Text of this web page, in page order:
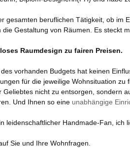
gesamten beruflichen Tätigkeit, ob im
die Gestaltung von Räumen. Es steckt
Raumdesign zu fairen Preisen.
vorhanden Budgets hat keinen
für die jeweilige Wohnsituation
Geliebtes nicht zu entsorgen, sondern
Und Ihnen so eine unabhängige
leidenschaftlicher Handmade-Fan, ich
Sie und Ihre Wohnfragen.